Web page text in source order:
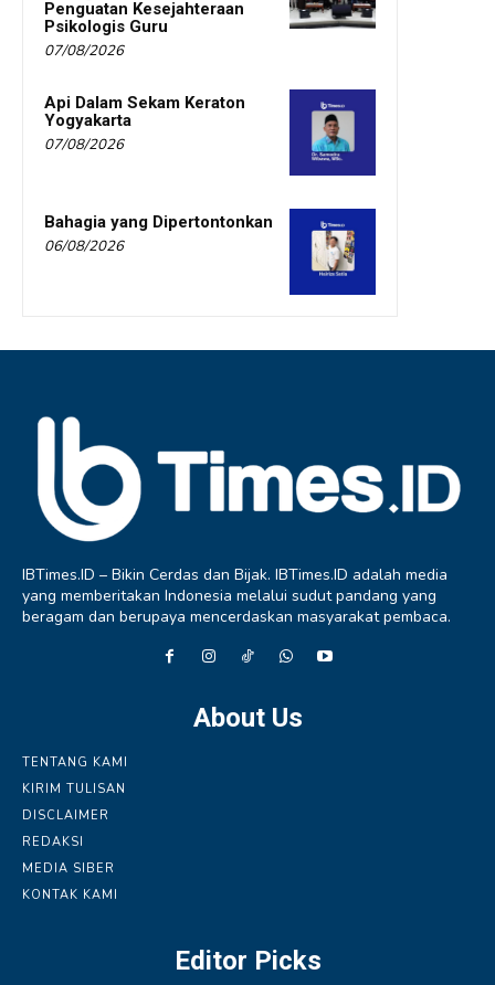
Penguatan Kesejahteraan
Psikologis Guru
07/08/2026
Api Dalam Sekam Keraton
Yogyakarta
07/08/2026
Bahagia yang Dipertontonkan
06/08/2026
IBTimes.ID – Bikin Cerdas dan Bijak. IBTimes.ID adalah media
yang memberitakan Indonesia melalui sudut pandang yang
beragam dan berupaya mencerdaskan masyarakat pembaca.
About Us
TENTANG KAMI
KIRIM TULISAN
DISCLAIMER
REDAKSI
MEDIA SIBER
KONTAK KAMI
Editor Picks